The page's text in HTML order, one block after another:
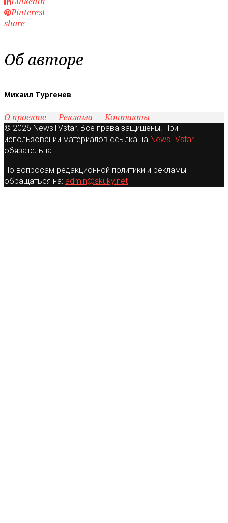
Pinterest
share
Об авторе
Михаил Тургенев
О проекте Реклама Контакты
© 2026 NewsTVstar. Все права защищены. При
использовании материалов ссылка на NewsTVstar
обязательна.
По вопросам редакционной политики и рекламы
обращаться на: admin@skuky.net